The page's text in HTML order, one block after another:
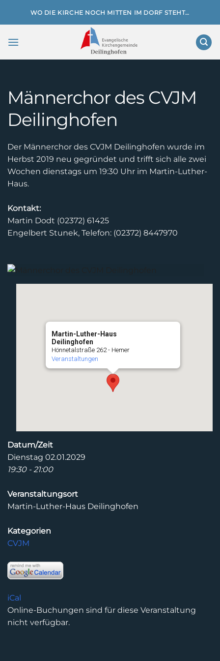
WO DIE KIRCHE NOCH MITTEN IM DORF STEHT…
Männerchor des CVJM
Deilinghofen
Der Männerchor des CVJM Deilinghofen wurde im
Herbst 2019 neu gegründet und trifft sich alle zwei
Wochen dienstags um 19:30 Uhr im Martin-Luther-
Haus.
Kontakt:
Martin Dodt (02372) 61425
Engelbert Stunek, Telefon: (02372) 8447970
Martin-Luther-Haus
Deilinghofen
Hönnetalstraße 262 - Hemer
Veranstaltungen
Datum/Zeit
Dienstag 02.01.2029
19:30 - 21:00
Veranstaltungsort
Martin-Luther-Haus Deilinghofen
Kategorien
CVJM
iCal
Online-Buchungen sind für diese Veranstaltung
nicht verfügbar.